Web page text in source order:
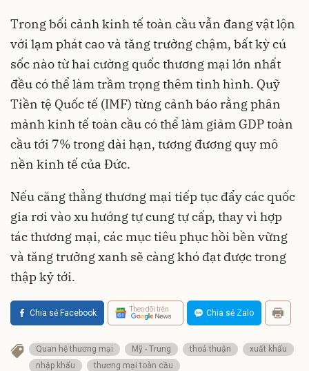
Trong bối cảnh kinh tế toàn cầu vẫn đang vật lộn
với lạm phát cao và tăng trưởng chậm, bất kỳ cú
sốc nào từ hai cường quốc thương mại lớn nhất
đều có thể làm trầm trọng thêm tình hình. Quỹ
Tiền tệ Quốc tế (IMF) từng cảnh báo rằng phân
mảnh kinh tế toàn cầu có thể làm giảm GDP toàn
cầu tới 7% trong dài hạn, tương đương quy mô
nền kinh tế của Đức.
Nếu căng thẳng thương mại tiếp tục đẩy các quốc
gia rơi vào xu hướng tự cung tự cấp, thay vì hợp
tác thương mại, các mục tiêu phục hồi bền vững
và tăng trưởng xanh sẽ càng khó đạt được trong
thập kỷ tới.
Chia sẻ Facebook Theo dõi trên Chia sẻ Zalo
Quan hệ thương mại Mỹ - Trung thoả thuận
xuất khẩu
nhập khẩu
thương mại toàn cầu